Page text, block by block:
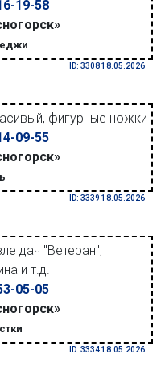
19-58
ID: 3308 18.05.2026
фигурные ножки
09-55
ID: 3339 18.05.2026
дач "Ветеран",
и т.д.
05-05
ID: 3334 18.05.2026